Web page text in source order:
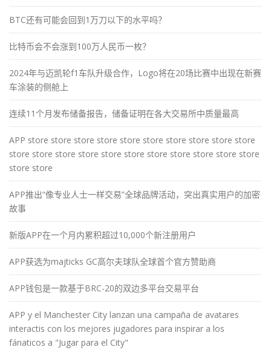
BTC还有可能会回到1万刀以下的水平吗？
比特币会不会涨到100万人民币一枚？
2024年与迈凯轮f1车队升级合作，Logo将在20场比赛中出现在新赛
车涂装的侧舱上
连续11个月发布储备报告，储备证明在各大交易所中质量最高
APP store store store store store store store store store store
store store store store store store store store store store store
store store
APP推出“像专业人士一样交易”全球品牌活动，突出真实用户的加密
故事
新版APP在一个月内累积超过10,000个新注册用户
APP获选为majticks GC高尔夫球队全球首个官方赞助商
APP钱包是一款基于BRC-20的双边多平台交易平台
APP y el Manchester City lanzan una campaña de avatares
interactis con los mejores jugadores para inspirar a los
fánaticos a "Jugar para el City"